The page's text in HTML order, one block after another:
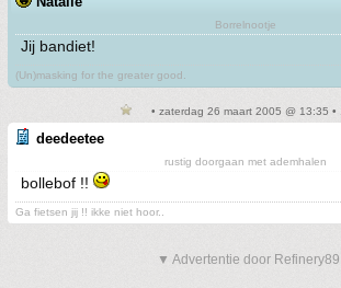
Borrelnootje
Jij bandiet!
(Un)masking for the greater good.
• zaterdag 26 maart 2005 @ 13:35 •
deedeetee
rustig doorgaan met ademhalen
bollebof !!
Ga fietsen jij !! ikke niet hoor..
▼ Advertentie door Refinery89